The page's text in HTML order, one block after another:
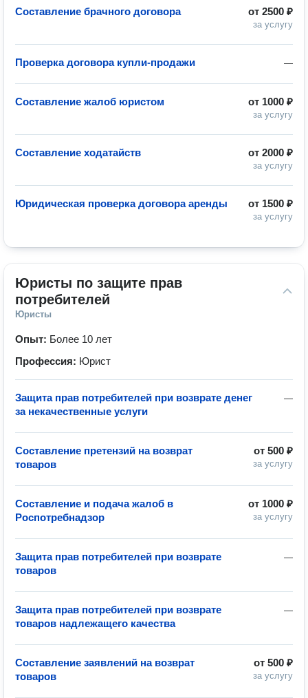
от 2500 ₽
за услугу
Составление брачного договора
—
Проверка договора купли-продажи
от 1000 ₽
за услугу
Составление жалоб юристом
от 2000 ₽
за услугу
Составление ходатайств
от 1500 ₽
за услугу
Юридическая проверка договора аренды
Юристы по защите прав
потребителей
Юристы
Опыт: Более 10 лет
Профессия: Юрист
—
Защита прав потребителей при возврате денег
за некачественные услуги
от 500 ₽
за услугу
Составление претензий на возврат
товаров
от 1000 ₽
за услугу
Составление и подача жалоб в
Роспотребнадзор
—
Защита прав потребителей при возврате
товаров
—
Защита прав потребителей при возврате
товаров надлежащего качества
от 500 ₽
за услугу
Составление заявлений на возврат
товаров